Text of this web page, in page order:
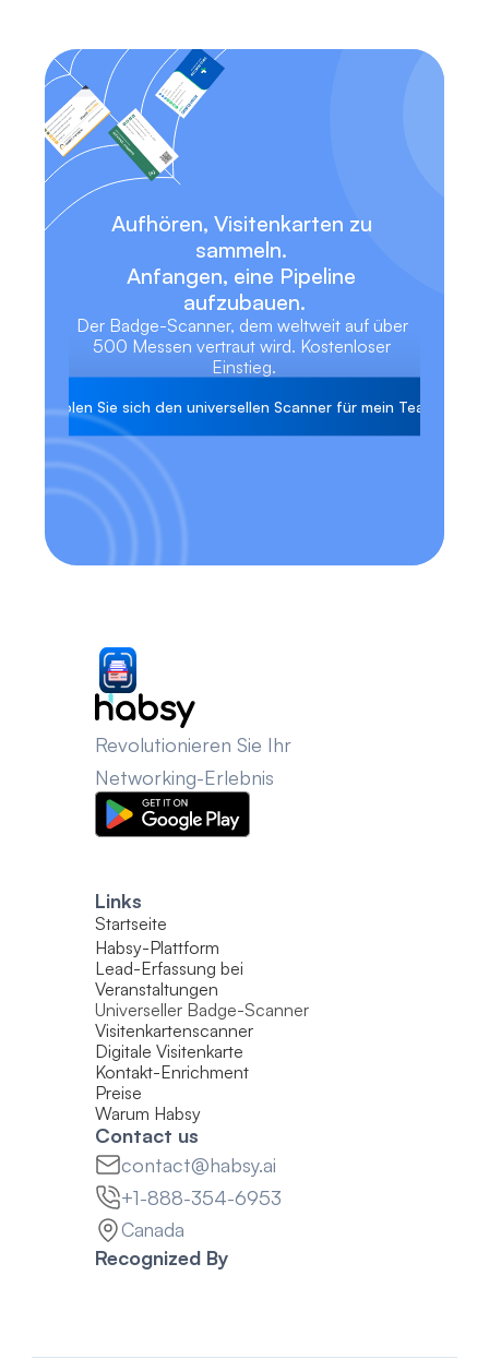
eine Internetverbindung zugreifen?
Aufhören, Visitenkarten zu
sammeln.
Anfangen, eine Pipeline
aufzubauen.
Der Badge-Scanner, dem weltweit auf über
500 Messen vertraut wird. Kostenloser
Einstieg.
Holen Sie sich den universellen Scanner für mein Team
Revolutionieren Sie Ihr
Networking-Erlebnis
Links
Startseite
Habsy-Plattform
Lead-Erfassung bei
Veranstaltungen
Universeller Badge-Scanner
Visitenkartenscanner
Digitale Visitenkarte
Kontakt-Enrichment
Preise
Warum Habsy
Contact us
contact@habsy.ai
+1-888-354-6953
Canada
Recognized By